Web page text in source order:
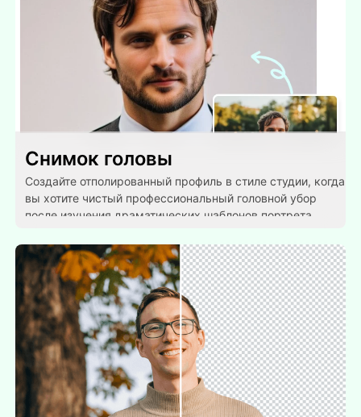
Снимок головы
Создайте отполированный профиль в стиле студии, когда
вы хотите чистый профессиональный головной убор
после изучения драматических шаблонов портрета.